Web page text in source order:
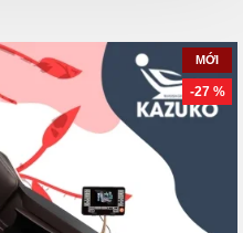
MỚI
-27 %